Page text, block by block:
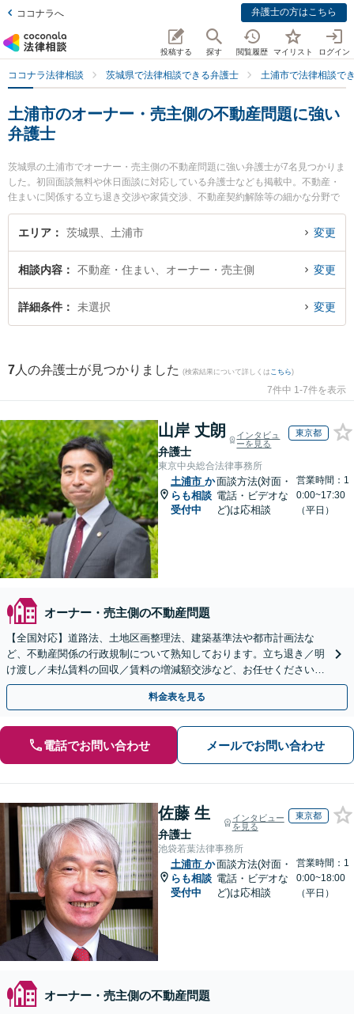
ココナラへ 弁護士の方はこちら
投稿する 探す 閲覧履歴 マイリスト ログイン
ココナラ法律相談 茨城県で法律相談できる弁護士 土浦市で法律相談で
土浦市のオーナー・売主側の不動産問題に強い
弁護士
茨城県の土浦市でオーナー・売主側の不動産問題に強い弁護士が7名見つかりま
した。初回面談無料や休日面談に対応している弁護士なども掲載中。不動産・
住まいに関係する立ち退き交渉や家賃交渉、不動産契約解除等の細かな分野で
の絞り込み検索もでき便利です。特に弁護士法人さくらパートナーズ法律事務
所 茨城つちうら主事務所の佐々木 陽二郎弁護士や弁護士法人さくらパートナー
『土浦市で土日や夜間に発生したオーナー・売主側の不動産問題のトラブルを
今すぐに弁護士に相談したい』『オーナー・売主側の不動産問題のトラブル解
決の実績豊富な近くの弁護士を検索したい』『初回相談無料でオーナー・売主
エリア 茨城県、土浦市 変更
相談内容 不動産・住まい、オーナー・売主側 変更
詳細条件 未選択 変更
7 人の弁護士が見つかりました (検索結果について詳しくは こちら)
7件中 1-7件を表示
山岸 丈朗
弁護士
インタビュ
ーを見る
東京都
東京中央総合法律事務所
土浦市 か
らも相談
受付中
面談方法(対面・
電話・ビデオな
ど)は応相談
営業時間：1
0:00~17:30
（平日）
オーナー・売主側の不動産問題
【全国対応】道路法、土地区画整理法、建築基準法や都市計画法な
ど、不動産関係の行政規制について熟知しております。立ち退き／明
け渡し／未払賃料の回収／賃料の増減額交渉など、お任せください。
複雑化する前にご相談ください。
料金表を見る
電話でお問い合わせ メールでお問い合わせ
佐藤 生
弁護士
インタビュー
を見る
東京都
池袋若葉法律事務所
土浦市 か
らも相談
受付中
面談方法(対面・
電話・ビデオな
ど)は応相談
営業時間：1
0:00~18:00
（平日）
オーナー・売主側の不動産問題